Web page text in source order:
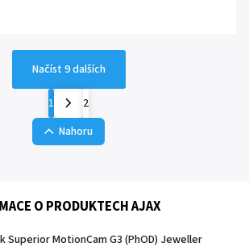
Načíst 9 dalších
1
2
Nahoru
O PRODUKTECH AJAX
Superior MotionCam G3 (PhOD) Jeweller